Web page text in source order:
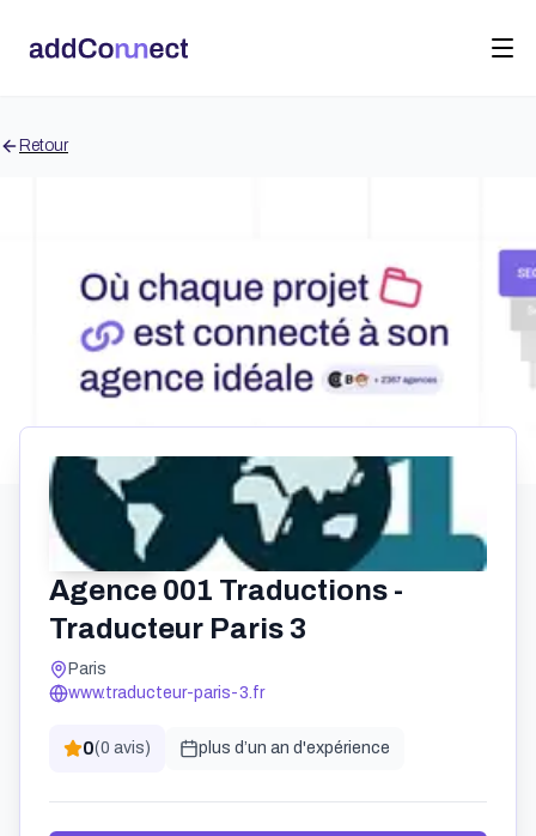
Retour
Agence 001 Traductions -
Traducteur Paris 3
Paris
www.traducteur-paris-3.fr
0(0 avis) plus d’un an d'expérience